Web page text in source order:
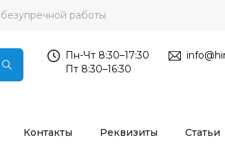
работы
Пн-Чт 8:30–17:30
Пт 8:30–16:30
Контакты Реквизиты Статьи